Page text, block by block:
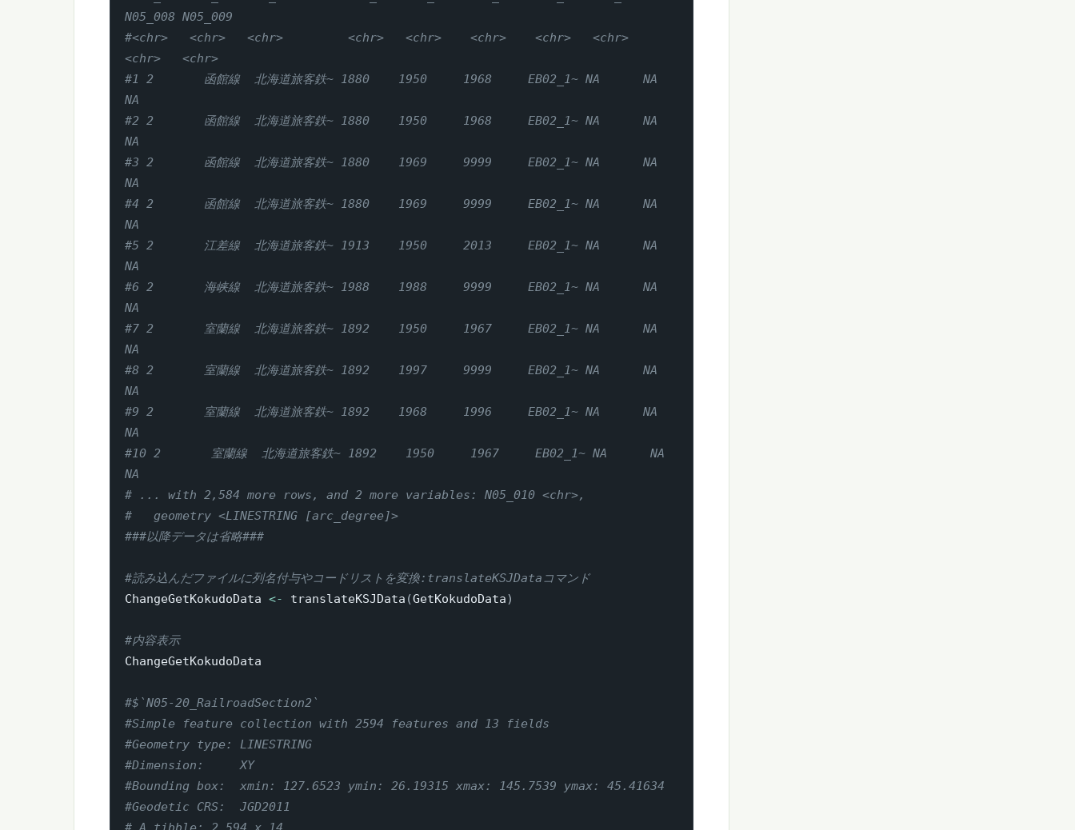
N05_008 N05_009
#<chr>   <chr>   <chr>         <chr>   <chr>    <chr>    <chr>   <chr>
<chr>   <chr>
#1 2       函館線  北海道旅客鉄~ 1880    1950     1968     EB02_1~ NA      NA
NA
#2 2       函館線  北海道旅客鉄~ 1880    1950     1968     EB02_1~ NA      NA
NA
#3 2       函館線  北海道旅客鉄~ 1880    1969     9999     EB02_1~ NA      NA
NA
#4 2       函館線  北海道旅客鉄~ 1880    1969     9999     EB02_1~ NA      NA
NA
#5 2       江差線  北海道旅客鉄~ 1913    1950     2013     EB02_1~ NA      NA
NA
#6 2       海峡線  北海道旅客鉄~ 1988    1988     9999     EB02_1~ NA      NA
NA
#7 2       室蘭線  北海道旅客鉄~ 1892    1950     1967     EB02_1~ NA      NA
NA
#8 2       室蘭線  北海道旅客鉄~ 1892    1997     9999     EB02_1~ NA      NA
NA
#9 2       室蘭線  北海道旅客鉄~ 1892    1968     1996     EB02_1~ NA      NA
NA
#10 2       室蘭線  北海道旅客鉄~ 1892    1950     1967     EB02_1~ NA      NA
NA
# ... with 2,584 more rows, and 2 more variables: N05_010 <chr>,
#   geometry <LINESTRING [arc_degree]>
###以降データは省略###
#読み込んだファイルに列名付与やコードリストを変換:translateKSJDataコマンド
ChangeGetKokudoData <- translateKSJData (GetKokudoData)
#内容表示
ChangeGetKokudoData
#$`N05-20_RailroadSection2`
#Simple feature collection with 2594 features and 13 fields
#Geometry type: LINESTRING
#Dimension:     XY
#Bounding box:  xmin: 127.6523 ymin: 26.19315 xmax: 145.7539 ymax: 45.41634
#Geodetic CRS:  JGD2011